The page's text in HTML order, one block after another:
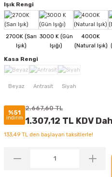
Işık Rengi
Kasa Rengi
%51
indirim
2.667,60 TL
1.307,12 TL KDV
133,49 TL den başlayan taksitlerle!